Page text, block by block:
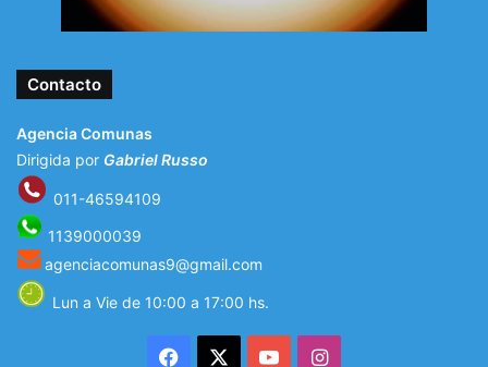
Contacto
Agencia Comunas
Dirigida por Gabriel Russo
011-46594109
1139000039
agenciacomunas9@gmail.com
Lun a Vie de 10:00 a 17:00 hs.
Facebook YouTubeInstagram